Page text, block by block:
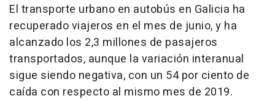
El transporte urbano en autobús en Galicia ha
recuperado viajeros en el mes de junio, y ha
alcanzado los 2,3 millones de pasajeros
transportados, aunque la variación interanual
sigue siendo negativa, con un 54 por ciento de
caída con respecto al mismo mes de 2019.